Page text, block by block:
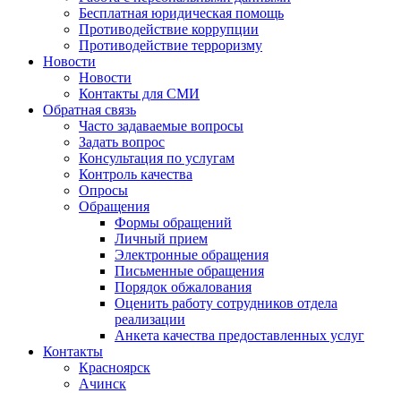
Бесплатная юридическая помощь
Противодействие коррупции
Противодействие терроризму
Новости
Новости
Контакты для СМИ
Обратная связь
Часто задаваемые вопросы
Задать вопрос
Консультация по услугам
Контроль качества
Опросы
Обращения
Формы обращений
Личный прием
Электронные обращения
Письменные обращения
Порядок обжалования
Оценить работу сотрудников отдела
реализации
Анкета качества предоставленных услуг
Контакты
Красноярск
Ачинск